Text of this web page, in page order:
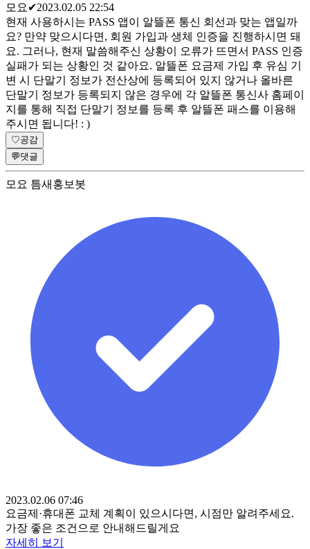
모요 ✔2023.02.05 22:54
현재 사용하시는 PASS 앱이 알뜰폰 통신 회선과 맞는 앱일까
요? 만약 맞으시다면, 회원 가입과 생체 인증을 진행하시면 돼
요. 그러나, 현재 말씀해주신 상황이 오류가 뜨면서 PASS 인증
실패가 되는 상황인 것 같아요. 알뜰폰 요금제 가입 후 유심 기
변 시 단말기 정보가 전산상에 등록되어 있지 않거나 올바른
단말기 정보가 등록되지 않은 경우에 각 알뜰폰 통신사 홈페이
지를 통해 직접 단말기 정보를 등록 후 알뜰폰 패스를 이용해
주시면 됩니다! : )
♡공감
💬댓글
모요 틈새홍보봇
2023.02.06 07:46
요금제·휴대폰 교체 계획이 있으시다면, 시점만 알려주세요.
가장 좋은 조건으로 안내해드릴게요
자세히 보기